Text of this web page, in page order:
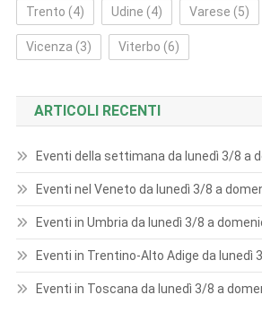
Trento (4) Udine (4) Varese (5)
Vicenza (3) Viterbo (6)
ARTICOLI RECENTI
Eventi della settimana da lunedì 3/8 a
Eventi nel Veneto da lunedì 3/8 a
Eventi in Umbria da lunedì 3/8 a
Eventi in Trentino-Alto Adige da lunedì
Eventi in Toscana da lunedì 3/8 a